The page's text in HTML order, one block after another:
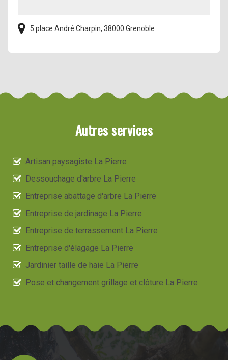
5 place André Charpin, 38000 Grenoble
Autres services
Artisan paysagiste La Pierre
Dessouchage d'arbre La Pierre
Entreprise abattage d'arbre La Pierre
Entreprise de jardinage La Pierre
Entreprise de terrassement La Pierre
Entreprise d'élagage La Pierre
Jardinier taille de haie La Pierre
Pose et changement grillage et clôture La Pierre